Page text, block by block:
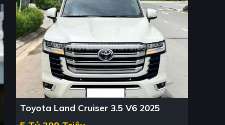
Toyota Land Cruiser 3.5 V6 2025